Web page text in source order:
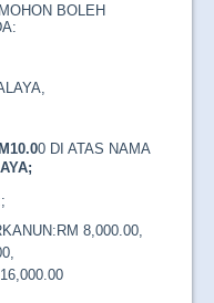
BOLEH
0 DI ATAS NAMA
;
8,000.00,